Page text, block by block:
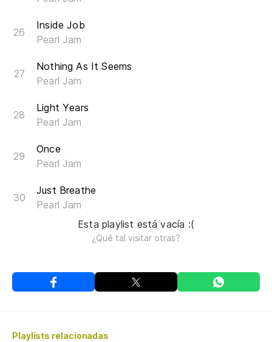
Inside Job
Pearl Jam
Nothing As It Seems
Pearl Jam
Light Years
Pearl Jam
Once
Pearl Jam
Just Breathe
Pearl Jam
Esta playlist está vacía :(
¿Qué tal visitar otras?
Playlists relacionadas